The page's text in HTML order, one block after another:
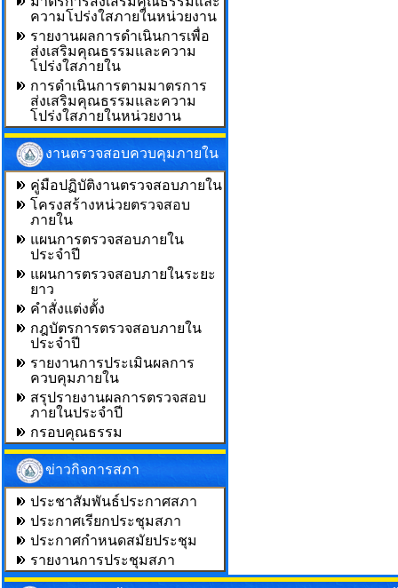
ความโปร่งใสภายในหน่วยงาน
รายงานผลการดำเนินการเพื่อ
ส่งเสริมคุณธรรมและความ
โปร่งใสภายใน
การดำเนินการตามมาตรการ
ส่งเสริมคุณธรรมและความ
โปร่งใสภายในหน่วยงาน
งานตรวจสอบควบคุมภายใน
คู่มือปฏิบัติงานตรวจสอบภายใน
โครงสร้างหน่วยตรวจสอบ
ภายใน
แผนการตรวจสอบภายใน
ประจำปี
แผนการตรวจสอบภายในระยะ
ยาว
คำสั่งแต่งตั้ง
กฎบัตรการตรวจสอบภายใน
ประจำปี
รายงานการประเมินผลการ
ควบคุมภายใน
สรุปรายงานผลการตรวจสอบ
ภายในประจำปี
กรอบคุณธรรม
ข่าวกิจการสภา
ประชาสัมพันธ์ประกาศสภา
ประกาศเรียกประชุมสภา
ประกาศกำหนดสมัยประชุม
รายงานการประชุมสภา